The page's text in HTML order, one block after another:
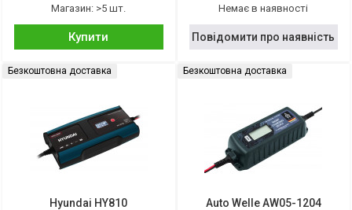
Магазин: >5 шт.
Купити
Немає в наявності
Повідомити про наявність
Безкоштовна доставка
Hyundai HY810
Безкоштовна доставка
Auto Welle AW05-1204